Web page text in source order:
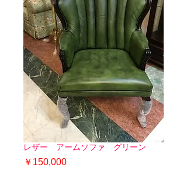
レザー アームソファ グリーン
￥150,000価